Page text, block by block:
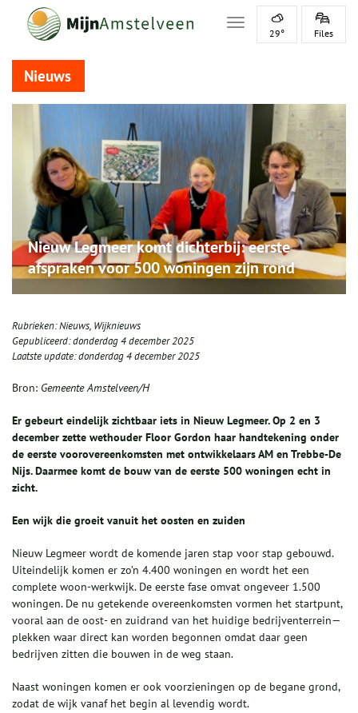
Toggle navigation
29° Files
Nieuws
Nieuw Legmeer komt dichterbij: eerste
afspraken voor 500 woningen zijn rond
Rubrieken:Nieuws, Wijknieuws
Gepubliceerd:donderdag 4 december 2025
Laatste update:donderdag 4 december 2025
Bron: Gemeente Amstelveen/H
Er gebeurt eindelijk zichtbaar iets in Nieuw Legmeer. Op 2 en 3
december zette wethouder Floor Gordon haar handtekening onder
de eerste voorovereenkomsten met ontwikkelaars AM en Trebbe-De
Nijs. Daarmee komt de bouw van de eerste 500 woningen echt in
zicht.
Een wijk die groeit vanuit het oosten en zuiden
Nieuw Legmeer wordt de komende jaren stap voor stap gebouwd.
Uiteindelijk komen er zo’n 4.400 woningen en wordt het een
complete woon-werkwijk. De eerste fase omvat ongeveer 1.500
woningen. De nu getekende overeenkomsten vormen het startpunt,
vooral aan de oost- en zuidrand van het huidige bedrijventerrein—
plekken waar direct kan worden begonnen omdat daar geen
bedrijven zitten die bouwen in de weg staan.
Naast woningen komen er ook voorzieningen op de begane grond,
zodat de wijk vanaf het begin al levendig wordt.